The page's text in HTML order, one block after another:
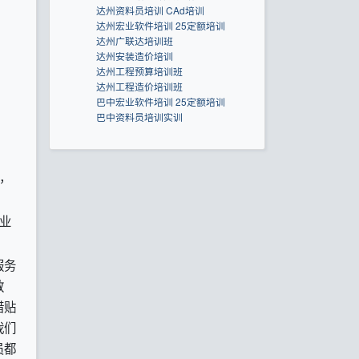
务
贴
们
都
达州资料员培训 CAd培训
达州宏业软件培训 25定额培训
达州广联达培训班
达州安装造价培训
达州工程预算培训班
达州工程造价培训班
巴中宏业软件培训 25定额培训
巴中资料员培训实训